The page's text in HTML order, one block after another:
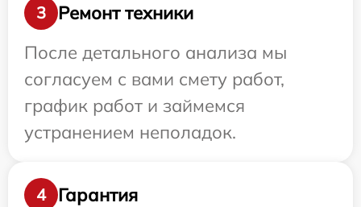
3
Ремонт техники
После детального анализа мы
согласуем с вами смету работ,
график работ и займемся
устранением неполадок.
4
Гарантия